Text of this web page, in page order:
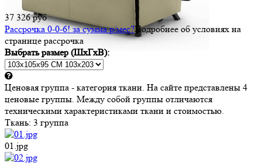
37 326 руб
Рассрочка 0-0-6! засуммар/мес?Подробнее об условиях на
странице рассрочка
Выбрать размер (ШхГхВ):
Ценовая группа - категория ткани. На сайте представлены 4
ценовые группы. Между собой группы отличаются
техническими характеристиками ткани и стоимостью.
Ткань: 3 группа
01.jpg